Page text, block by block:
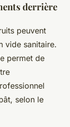
derrière
peuvent
vide sanitaire.
permet de
selon le